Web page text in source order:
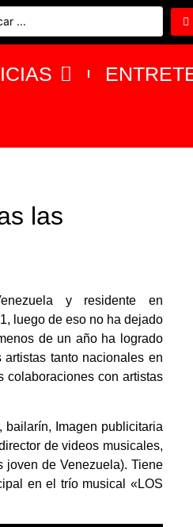
las
y residente en
luego de eso no ha dejado
de un año ha logrado
tanto nacionales en
colaboraciones con artistas
bailarín, Imagen publicitaria
de videos musicales,
joven de Venezuela). Tiene
en el trío musical «LOS